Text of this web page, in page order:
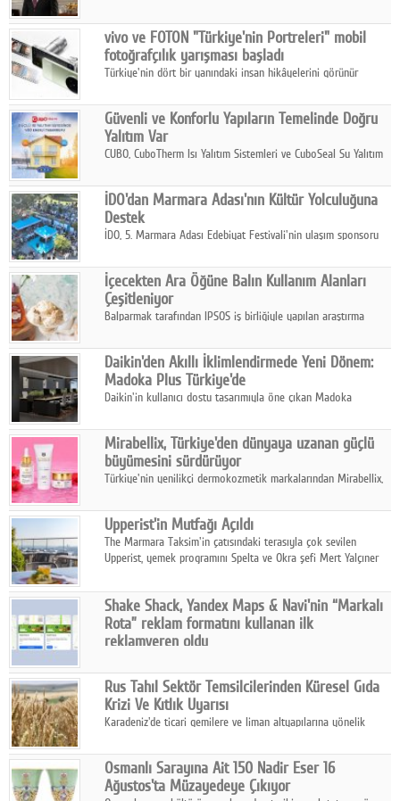
Çelik FAVÖK Marjını %16,1'e yükseltti.
vivo ve FOTON "Türkiye'nin Portreleri" mobil
fotoğrafçılık yarışması başladı
Türkiye'nin dört bir yanındaki insan hikâyelerini görünür
insanını, kültürünü ve yaşamını portre fotoğraflarıyla
anlatmaya davet ediyor.
Güvenli ve Konforlu Yapıların Temelinde Doğru
Yalıtım Var
CUBO, CuboTherm Isı Yalıtım Sistemleri ve CuboSeal Su Yalıtım
ve sürdürülebilir çözümler sunuyor.
İDO'dan Marmara Adası'nın Kültür Yolculuğuna
Destek
İDO, 5. Marmara Adası Edebiyat Festivali'nin ulaşım sponsoru
ettiriyor.
İçecekten Ara Öğüne Balın Kullanım Alanları
Çeşitleniyor
Balparmak tarafından IPSOS iş birliğiyle yapılan araştırma
ıhlamur gibi içeceklerde tercih ettiğini ortaya koyuyor.
Daikin'den Akıllı İklimlendirmede Yeni Dönem:
Madoka Plus Türkiye'de
Daikin'in kullanıcı dostu tasarımıyla öne çıkan Madoka
kontrol ünitesi Madoka Plus Türkiye'de satışa sunuldu.
Mirabellix, Türkiye'den dünyaya uzanan güçlü
büyümesini sürdürüyor
Türkiye'nin yenilikçi dermokozmetik markalarından Mirabellix,
ürünleriyle hem yurt içinde hem de uluslararası pazarlarda
büyümesini sürdürüyor.
Upperist'in Mutfağı Açıldı
The Marmara Taksim'in çatısındaki terasıyla çok sevilen
Upperist, yemek programını Spelta ve Okra şefi Mert Yalçıner
Shake Shack, Yandex Maps & Navi'nin “Markalı
Rota” reklam formatını kullanan ilk
reklamveren oldu
artırmak amacıyla Cereyan Medya ve Yandex Ads iş birliğiyle
Yandex Maps & Navi'nin yeni "Markalı Rota" reklam formatını
kullanan ilk marka oldu.
Rus Tahıl Sektör Temsilcilerinden Küresel Gıda
Krizi Ve Kıtlık Uyarısı
Karadeniz'de ticari gemilere ve liman altyapılarına yönelik
geçirdi.
Osmanlı Sarayına Ait 150 Nadir Eser 16
Ağustos'ta Müzayedeye Çıkıyor